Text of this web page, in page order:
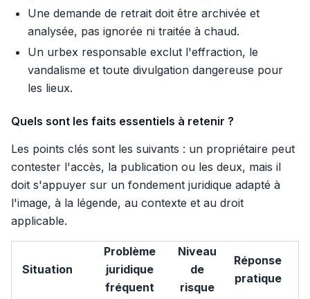
Une demande de retrait doit être archivée et
analysée, pas ignorée ni traitée à chaud.
Un urbex responsable exclut l'effraction, le
vandalisme et toute divulgation dangereuse pour
les lieux.
Quels sont les faits essentiels à retenir ?
Les points clés sont les suivants : un propriétaire peut
contester l'accès, la publication ou les deux, mais il
doit s'appuyer sur un fondement juridique adapté à
l'image, à la légende, au contexte et au droit
applicable.
Situation
Problème
juridique
fréquent
Niveau
de
risque
Réponse
pratique